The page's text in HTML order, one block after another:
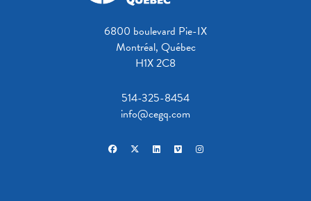
6800 boulevard Pie-IX
Montréal, Québec
H1X 2C8
514-325-8454
info@cegq.com
facebookx-twitterlinkedinvimeoinstagram